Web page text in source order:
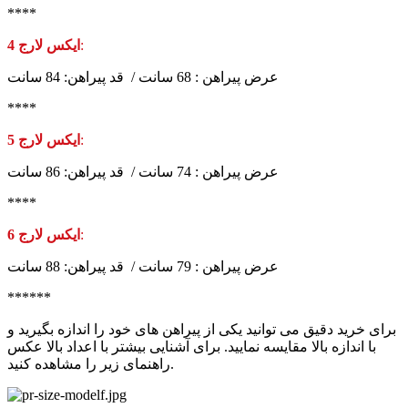
****
4 ایکس لارج :
****
5 ایکس لارج :
****
6 ایکس لارج :
******
برای خرید دقیق می توانید یکی از پیراهن های خود را اندازه بگیرید و
با اندازه بالا مقایسه نمایید. برای آشنایی بیشتر با اعداد بالا عکس
راهنمای زیر را مشاهده کنید.